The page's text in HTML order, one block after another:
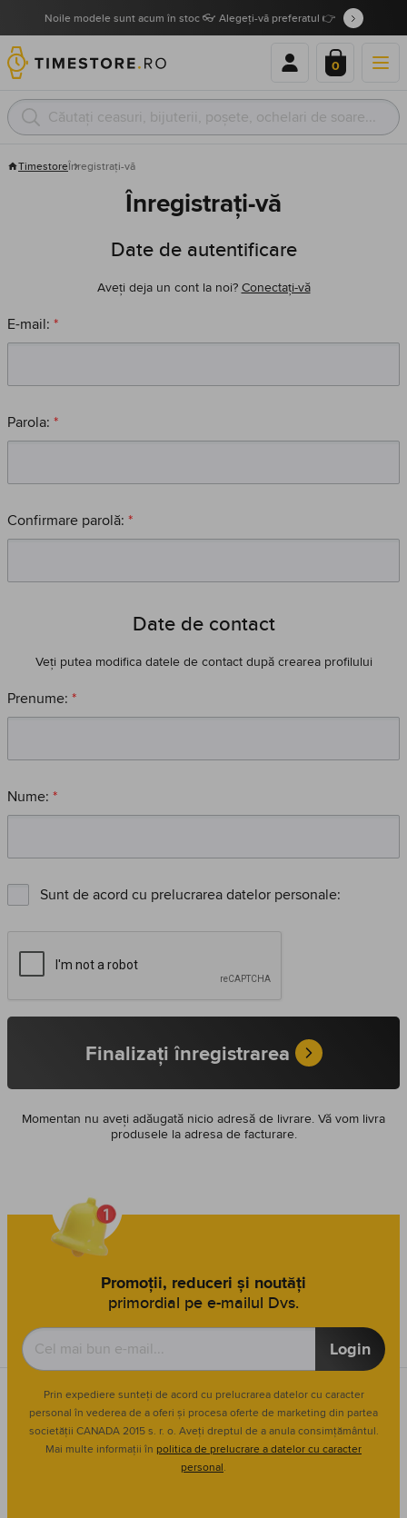
Noile modele sunt acum în stoc 👓 Alegeți-vă preferatul 👉
0
TimestoreÎnregistrați-vă
Înregistrați-vă
Date de autentificare
Aveți deja un cont la noi? Conectați-vă
E-mail: *
Parola: *
Confirmare parolă: *
Date de contact
Veți putea modifica datele de contact după crearea profilului
Prenume: *
Nume: *
Sunt de acord cu prelucrarea datelor personale:
Finalizați înregistrarea
Momentan nu aveți adăugată nicio adresă de livrare. Vă vom livra
produsele la adresa de facturare.
Promoții, reduceri și noutăți
primordial pe e-mailul Dvs.
Login
Prin expediere sunteți de acord cu prelucrarea datelor cu caracter
personal în vederea de a oferi și procesa oferte de marketing din partea
societății CANADA 2015 s. r. o. Aveți dreptul de a anula consimțământul.
Mai multe informații în politica de prelucrare a datelor cu caracter
personal.